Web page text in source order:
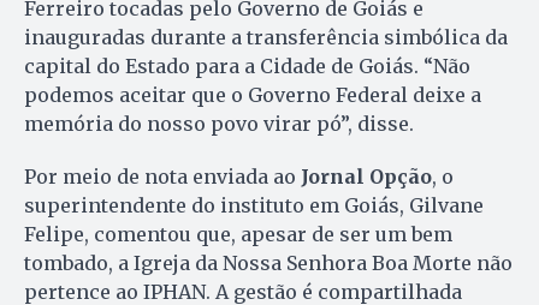
Ferreiro tocadas pelo Governo de Goiás e
inauguradas durante a transferência simbólica da
capital do Estado para a Cidade de Goiás. “Não
podemos aceitar que o Governo Federal deixe a
memória do nosso povo virar pó”, disse.
Por meio de nota enviada ao Jornal Opção, o
superintendente do instituto em Goiás, Gilvane
Felipe, comentou que, apesar de ser um bem
tombado, a Igreja da Nossa Senhora Boa Morte não
pertence ao IPHAN. A gestão é compartilhada